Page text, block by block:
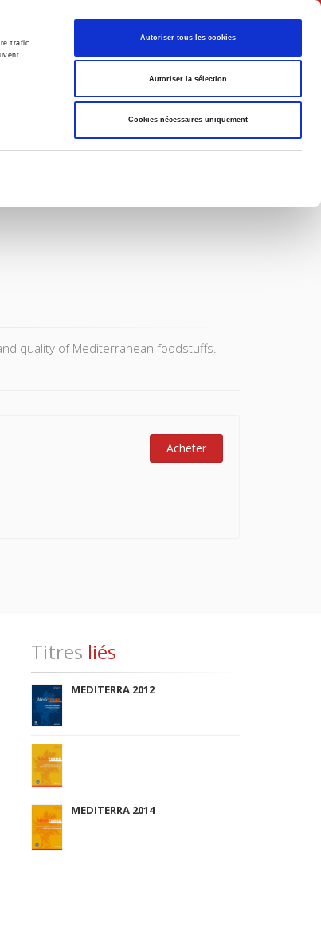
trafic.
Autoriser tous les cookies
Autoriser la sélection
Cookies nécessaires uniquement
Français
quality of Mediterranean foodstuffs.
Acheter
Titres liés
MEDITERRA 2012
MEDITERRA 2014